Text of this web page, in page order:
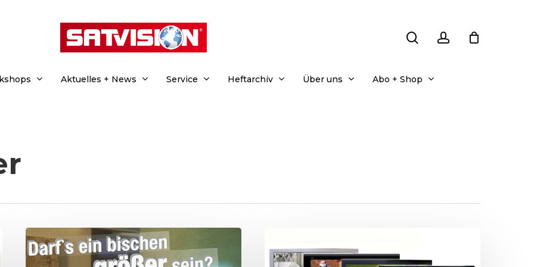
Aktuelles + News Service Heftarchiv Über uns Abo + Shop